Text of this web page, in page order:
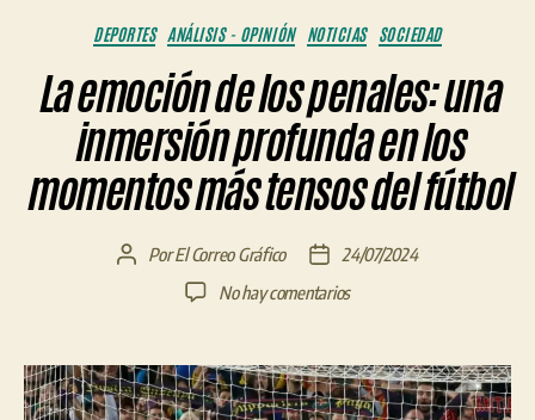
Categorías
DEPORTES ANÁLISIS - OPINIÓN NOTICIAS SOCIEDAD
La emoción de los penales: una
inmersión profunda en los
momentos más tensos del fútbol
AutorPorEl Correo Gráfico
Fecha
de
24/07/2024
No hay comentariosen
de
los